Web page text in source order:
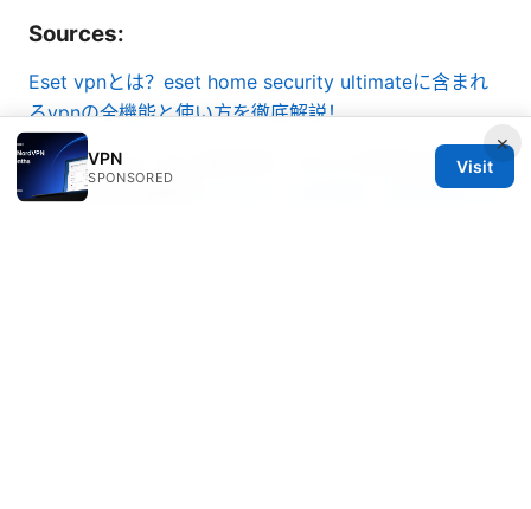
Sources:
Eset vpnとは？eset home security ultimateに含まれ
るvpnの全機能と使い方を徹底解説！
Nordvpn mac app 徹底指南：macos 使用者必學的
vpn 設定與功能教學
Ssl vpn：全面理解、使用场景与实
×
VPN
SPONSORED
Visit